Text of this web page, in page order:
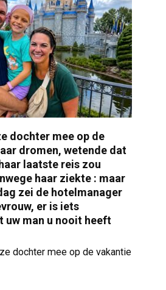
dochter mee op de
dromen, wetende dat
laatste reis zou
haar ziekte : maar
zei de hotelmanager
er is iets
uw man u nooit heeft
dochter mee op de vakantie